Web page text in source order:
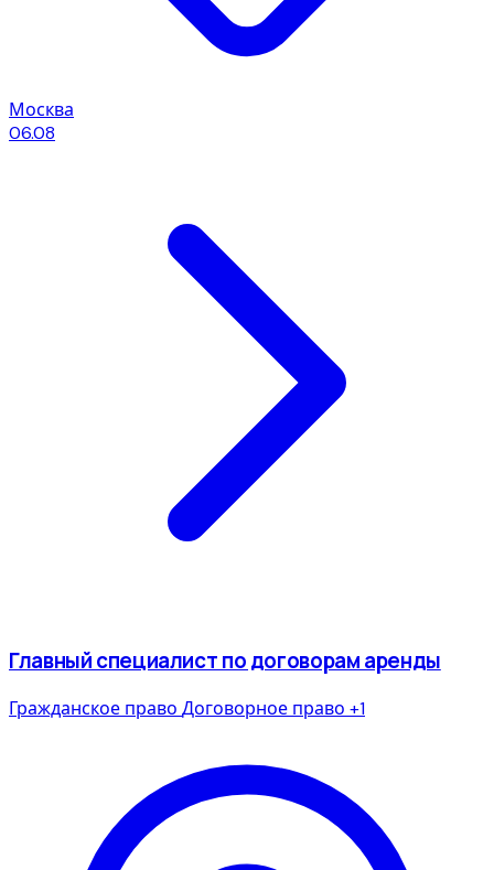
Москва
06.08
Главный специалист по договорам аренды
Гражданское право Договорное право +1